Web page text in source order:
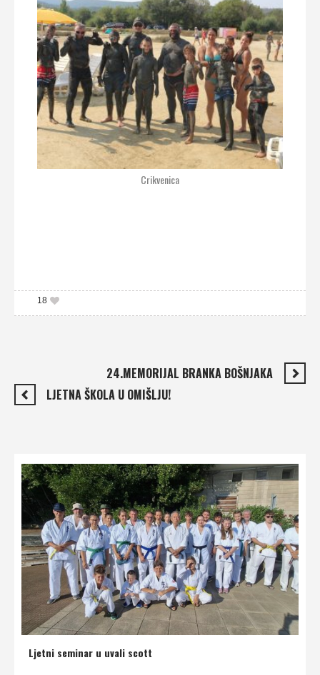
Crikvenica
18
24.MEMORIJAL BRANKA BOŠNJAKA
LJETNA ŠKOLA U OMIŠLJU!
Ljetni seminar u uvali scott